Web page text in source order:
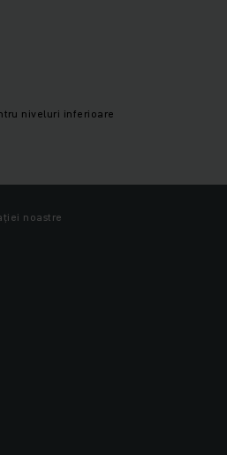
niveluri inferioare
noastre